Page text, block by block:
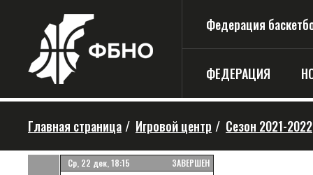
Федерация
ФЕДЕРАЦИЯ
Главная страница / Игровой центр / Сезон 2021-2022
Ср, 22 дек, 18:15 ЗАВЕРШЕН